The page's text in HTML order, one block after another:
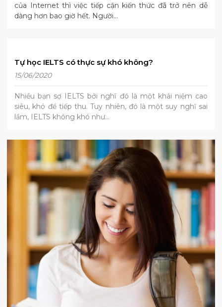
của Internet thì việc tiếp cận kiến thức đã trở nên dễ
dàng hơn bao giờ hết. Người…
Tự học IELTS có thực sự khó không?
15/06/2020
Nhiều bạn sợ IELTS bởi nghĩ đó là một khái niệm cao
siêu, khó để tiếp thu. Tuy nhiên, đó là một suy nghĩ sai
lầm, IELTS không khó như…